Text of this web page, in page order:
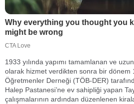
1933 yılında yapımı tamamlanan ve
olarak hizmet verdikten sonra bir dönem
Öğretmenler Derneği (TÖB-DER)
Halep Pastanesi’ne ev sahipliği yapan
çalışmalarının ardından düzenlenen